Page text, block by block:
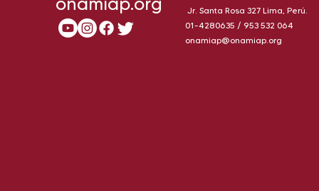
Jr. Santa Rosa 327 Lima, Perú.
01-4280635 / 953 532 064
onamiap@onamiap.org